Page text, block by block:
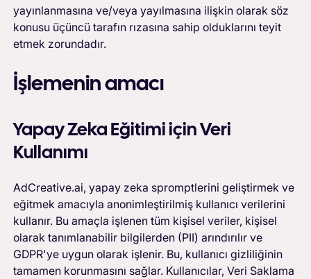
yayınlanmasına ve/veya yayılmasına ilişkin olarak söz
konusu üçüncü tarafın rızasına sahip olduklarını teyit
etmek zorundadır.
İşlemenin amacı
Yapay Zeka Eğitimi için Veri
Kullanımı
AdCreative.ai, yapay zeka spromptlerini geliştirmek ve
eğitmek amacıyla anonimleştirilmiş kullanıcı verilerini
kullanır. Bu amaçla işlenen tüm kişisel veriler, kişisel
olarak tanımlanabilir bilgilerden (PII) arındırılır ve
GDPR'ye uygun olarak işlenir. Bu, kullanıcı gizliliğinin
tamamen korunmasını sağlar. Kullanıcılar, Veri Saklama